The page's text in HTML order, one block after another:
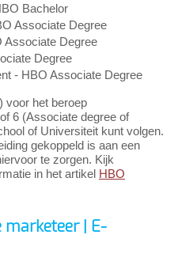
Bachelor
Associate Degree
Associate Degree
Degree
- HBO Associate Degree
voor het beroep
6 (Associate degree of
of Universiteit kunt volgen.
gekoppeld is aan een
te zorgen. Kijk
in het artikel HBO
marketeer | E-